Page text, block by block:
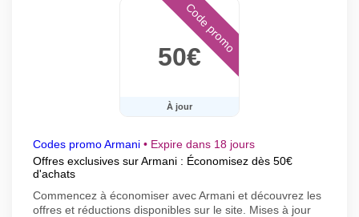
50€
À jour
Code promo
Codes promo Armani • Expire dans 18 jours
Offres exclusives sur Armani : Économisez dès 50€
d'achats
Commencez à économiser avec Armani et découvrez les
offres et réductions disponibles sur le site. Mises à jour